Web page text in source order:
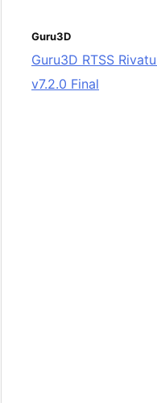
Guru3D
Guru3D RTSS
v7.2.0 Final